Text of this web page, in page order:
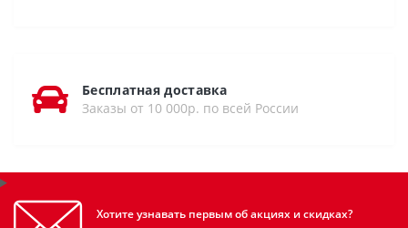
Бесплатная доставка
Заказы от 10 000р. по всей России
Хотите узнавать первым об акциях и скидках?